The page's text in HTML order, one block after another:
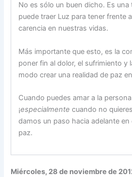
No es sólo un buen dicho. Es una
puede traer Luz para tener frente
carencia en nuestras vidas.
Más importante que esto, es la
poner fin al dolor, el sufrimiento y
modo crear una realidad de paz
Cuando puedes amar a la
¡especialmente cuando no
damos un paso hacia adelante en
paz.
Miércoles, 28 de noviembre de